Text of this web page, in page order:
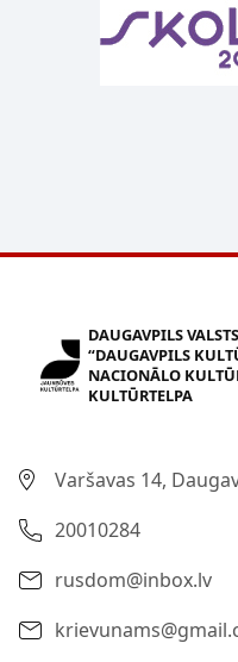
DAUGAVPILS
“DAUGAVPILS
NACIONĀLO
KULTŪRTELPA
Varšavas 14,
20010284
rusdom@inbox.lv